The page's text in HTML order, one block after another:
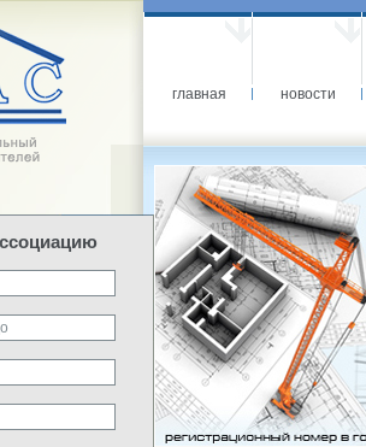
главная новости